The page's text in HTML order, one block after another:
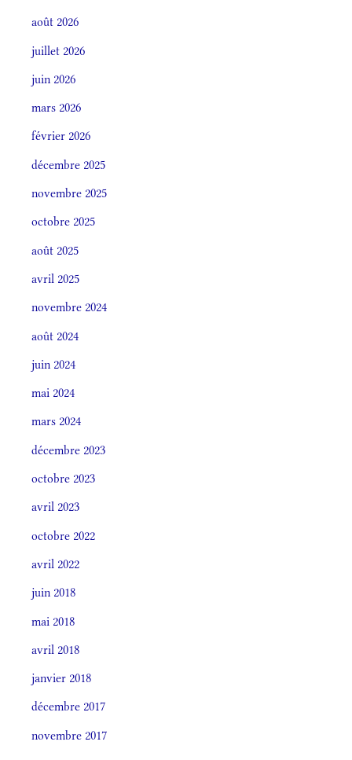
août 2026
juillet 2026
juin 2026
mars 2026
février 2026
décembre 2025
novembre 2025
octobre 2025
août 2025
avril 2025
novembre 2024
août 2024
juin 2024
mai 2024
mars 2024
décembre 2023
octobre 2023
avril 2023
octobre 2022
avril 2022
juin 2018
mai 2018
avril 2018
janvier 2018
décembre 2017
novembre 2017